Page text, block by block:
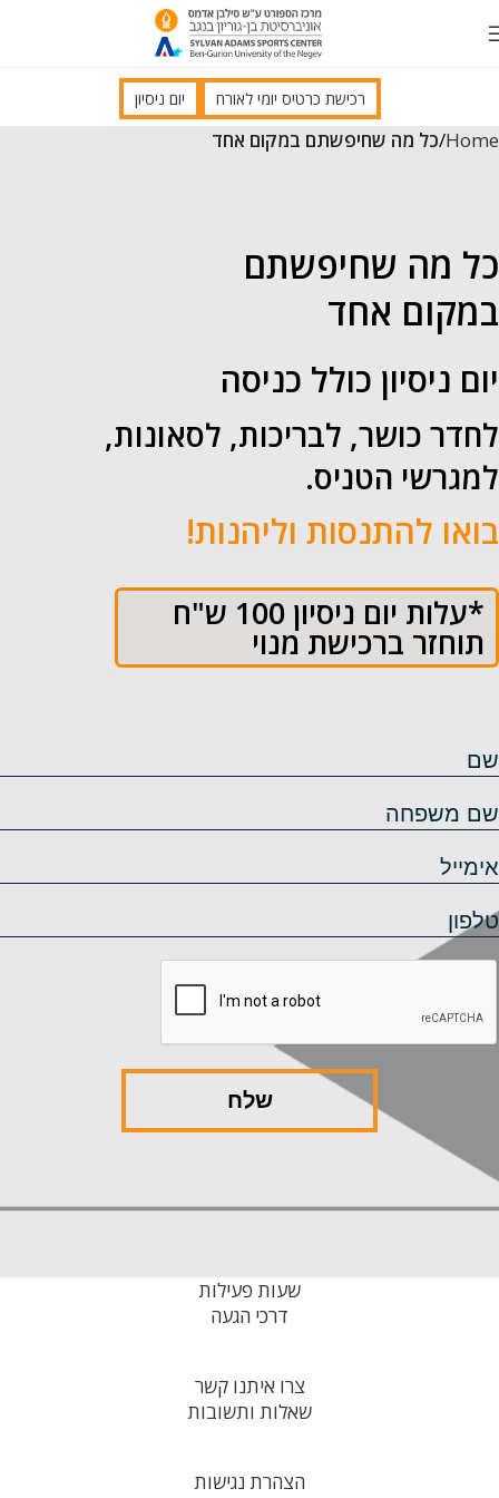
רכישת כרטיס יומי לאורח יום ניסיון
Home כל מה שחיפשתם במקום אחד
כל מה שחיפשתם
במקום אחד
יום ניסיון כולל כניסה
לחדר כושר, לבריכות, לסאונות,
למגרשי הטניס.
בואו להתנסות וליהנות!
*עלות יום ניסיון 100 ש"ח
תוחזר ברכישת מנוי
שעות פעילות
דרכי הגעה
צרו איתנו קשר
שאלות ותשובות
הצהרת נגישות